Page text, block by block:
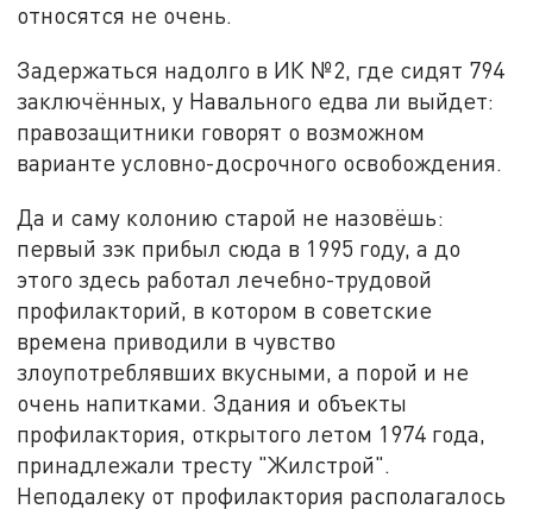
относятся не очень.
Задержаться надолго в ИК №2, где сидят 794
заключённых, у Навального едва ли выйдет:
правозащитники говорят о возможном
варианте условно-досрочного освобождения.
Да и саму колонию старой не назовёшь:
первый зэк прибыл сюда в 1995 году, а до
этого здесь работал лечебно-трудовой
профилакторий, в котором в советские
времена приводили в чувство
злоупотреблявших вкусными, а порой и не
очень напитками. Здания и объекты
профилактория, открытого летом 1974 года,
принадлежали тресту "Жилстрой".
Неподалеку от профилактория располагалось